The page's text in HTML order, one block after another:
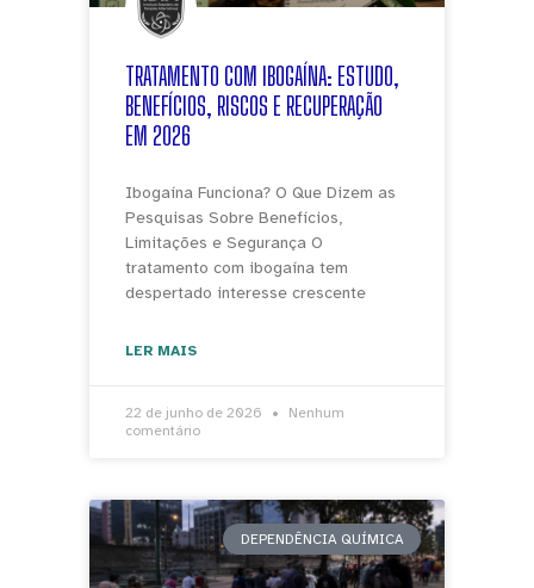
TRATAMENTO COM IBOGAÍNA: ESTUDO,
BENEFÍCIOS, RISCOS E RECUPERAÇÃO
EM 2026
Ibogaína Funciona? O Que Dizem as
Pesquisas Sobre Benefícios,
Limitações e Segurança O
tratamento com ibogaína tem
despertado interesse crescente
LER MAIS
22 de junho de 2026
Nenhum
comentário
DEPENDÊNCIA QUÍMICA